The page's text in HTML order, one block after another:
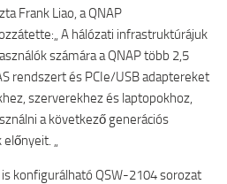
Frank Liao, a QNAP
A hálózati infrastruktúrájuk
számára a QNAP több 2,5
rendszert és PCIe/USB adaptereket
szerverekhez és laptopokhoz,
a következő generációs
„
konfigurálható QSW-2104 sorozat